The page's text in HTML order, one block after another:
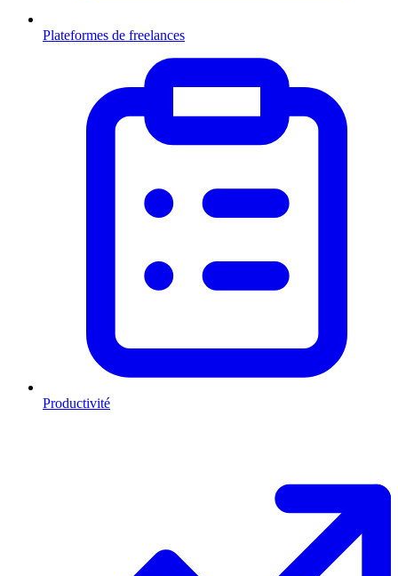
Plateformes de freelances
Productivité